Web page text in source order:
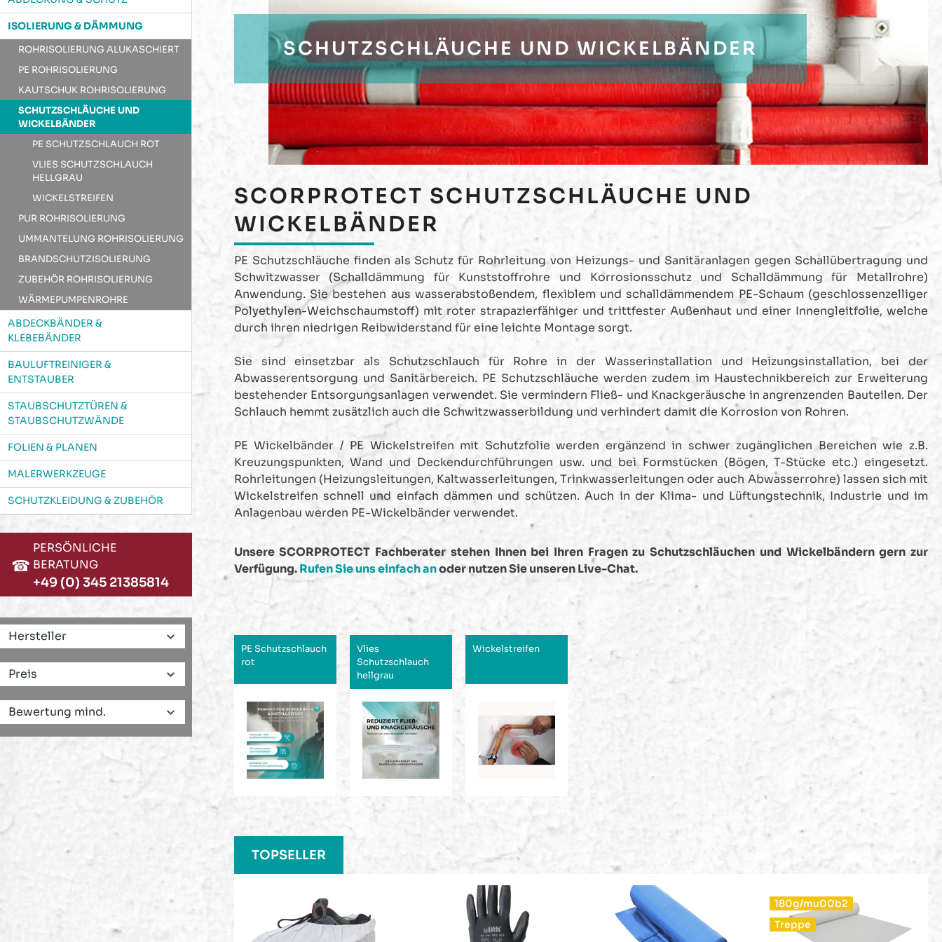
ISOLIERUNG & DÄMMUNG
ROHRISOLIERUNG ALUKASCHIERT
PE ROHRISOLIERUNG
KAUTSCHUK ROHRISOLIERUNG
SCHUTZSCHLÄUCHE UND
WICKELBÄNDER
PE SCHUTZSCHLAUCH ROT
VLIES SCHUTZSCHLAUCH
HELLGRAU
WICKELSTREIFEN
PUR ROHRISOLIERUNG
UMMANTELUNG ROHRISOLIERUNG
BRANDSCHUTZISOLIERUNG
ZUBEHÖR ROHRISOLIERUNG
WÄRMEPUMPENROHRE
ABDECKBÄNDER &
KLEBEBÄNDER
BAULUFTREINIGER &
ENTSTAUBER
STAUBSCHUTZTÜREN &
STAUBSCHUTZWÄNDE
FOLIEN & PLANEN
MALERWERKZEUGE
SCHUTZKLEIDUNG & ZUBEHÖR
☎
PERSÖNLICHE
BERATUNG
+49 (0) 345 21385814
Hersteller
Preis
Bewertung mind.
SCHUTZSCHLÄUCHE UND WICKELBÄNDER
SCORPROTECT SCHUTZSCHLÄUCHE UND
WICKELBÄNDER
PE Schutzschläuche finden als Schutz für Rohrleitung von Heizungs- und Sanitäranlagen gegen Schallübertragung und
Schwitzwasser (Schalldämmung für Kunststoffrohre und Korrosionsschutz und Schalldämmung für Metallrohre)
Anwendung. Sie bestehen aus wasserabstoßendem, flexiblem und schalldämmendem PE-Schaum (geschlossenzelliger
Polyethylen-Weichschaumstoff) mit roter strapazierfähiger und trittfester Außenhaut und einer Innengleitfolie, welche
durch ihren niedrigen Reibwiderstand für eine leichte Montage sorgt.
Sie sind einsetzbar als Schutzschlauch für Rohre in der Wasserinstallation und Heizungsinstallation, bei der
Abwasserentsorgung und Sanitärbereich. PE Schutzschläuche werden zudem im Haustechnikbereich zur Erweiterung
bestehender Entsorgungsanlagen verwendet. Sie vermindern Fließ- und Knackgeräusche in angrenzenden Bauteilen. Der
Schlauch hemmt zusätzlich auch die Schwitzwasserbildung und verhindert damit die Korrosion von Rohren.
PE Wickelbänder / PE Wickelstreifen mit Schutzfolie werden ergänzend in schwer zugänglichen Bereichen wie z.B.
Kreuzungspunkten, Wand und Deckendurchführungen usw. und bei Formstücken (Bögen, T-Stücke etc.) eingesetzt.
Rohrleitungen (Heizungsleitungen, Kaltwasserleitungen, Trinkwasserleitungen oder auch Abwasserrohre) lassen sich mit
Wickelstreifen schnell und einfach dämmen und schützen. Auch in der Klima- und Lüftungstechnik, Industrie und im
Anlagenbau werden PE-Wickelbänder verwendet.
Unsere SCORPROTECT Fachberater stehen Ihnen bei Ihren Fragen zu Schutzschläuchen und Wickelbänderngern zur
Verfügung.Rufen Sie uns einfach anoder nutzen Sie unseren Live-Chat.
PE Schutzschlauch
rot
Vlies
Schutzschlauch
hellgrau
Wickelstreifen
TOPSELLER
180g/mu00b2
Treppe